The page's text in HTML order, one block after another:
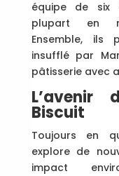
équipe de six
plupart en
Ensemble, ils
insufflé par
pâtisserie avec
L’avenir
Biscuit
Toujours en
explore de
impact